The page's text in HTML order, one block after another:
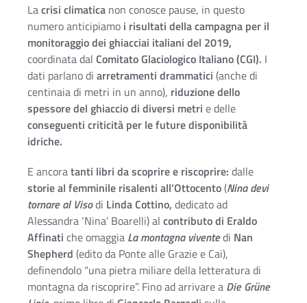
Lacrisi climatica non conosce pause, in questo
numero anticipiamo i risultati della campagna per il
monitoraggio dei ghiacciai italiani del 2019,
coordinata dal Comitato Glaciologico Italiano (CGI). I
dati parlano di arretramenti drammatici (anche di
centinaia di metri in un anno), riduzione dello
spessore del ghiaccio di diversi metri e delle
conseguenti criticità per le future disponibilità
idriche.
E ancoratanti libri da scoprire e riscoprire: dalle
storie al femminile risalenti all’Ottocento(Nina devi
tornare al Visodi Linda Cottino, dedicato ad
Alessandra ‘Nina’ Boarelli) al contributo di Eraldo
Affinati che omaggia La montagna viventedi Nan
Shepherd (edito da Ponte alle Grazie e Cai),
definendolo “una pietra miliare della letteratura di
montagna da riscoprire”. Fino ad arrivare a Die Grüne